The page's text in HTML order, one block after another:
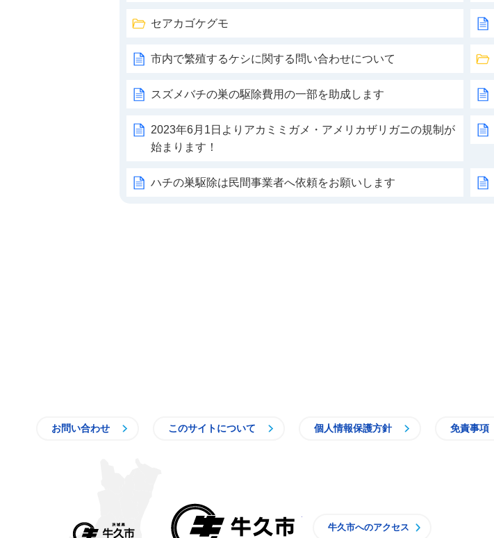
セアカゴケグモ
市内で繁殖するケシに関する問い合わせについて
スズメバチの巣の駆除費用の一部を助成します
2023年6月1日よりアカミミガメ・アメリカザリガニの規制が
始まります！
ハチの巣駆除は民間事業者へ依頼をお願いします
お問い合わせ このサイトについて 個人情報保護方針 免責事項
牛久市へのアクセス